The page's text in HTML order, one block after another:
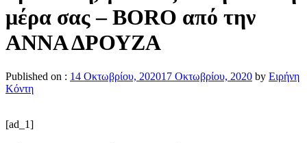
μέρα σας – BORO από την
ΑΝΝΑ ΔΡΟΥΖΑ
Published on : 14 Οκτωβρίου, 202017 Οκτωβρίου, 2020 by Ειρήνη
Κόντη
[ad_1]